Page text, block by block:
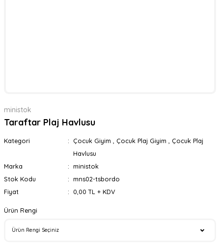
ministok
Taraftar Plaj Havlusu
Kategori Çocuk Giyim Çocuk Plaj Giyim
Çocuk Plaj
Havlusu
Marka
ministok
Stok Kodu
mns02-tsbordo
Fiyat
0,00 TL + KDV
Ürün Rengi